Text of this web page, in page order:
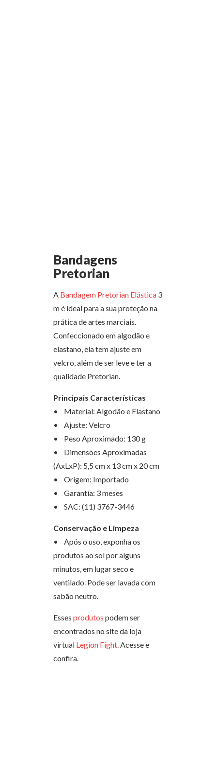
Bandagens
Pretorian
A Bandagem Pretorian Elástica 3
m é ideal para a sua proteção na
prática de artes marciais.
Confeccionado em algodão e
elastano, ela tem ajuste em
velcro, além de ser leve e ter a
qualidade Pretorian.
Principais Características
• Material: Algodão e Elastano
• Ajuste: Velcro
• Peso Aproximado: 130 g
• Dimensões Aproximadas
(AxLxP): 5,5 cm x 13 cm x 20 cm
• Origem: Importado
• Garantia: 3 meses
• SAC: (11) 3767-3446
Conservação e Limpeza
• Após o uso, exponha os
produtos ao sol por alguns
minutos, em lugar seco e
ventilado. Pode ser lavada com
sabão neutro.
Esses produtos podem ser
encontrados no site da loja
virtual Legion Fight. Acesse e
confira.